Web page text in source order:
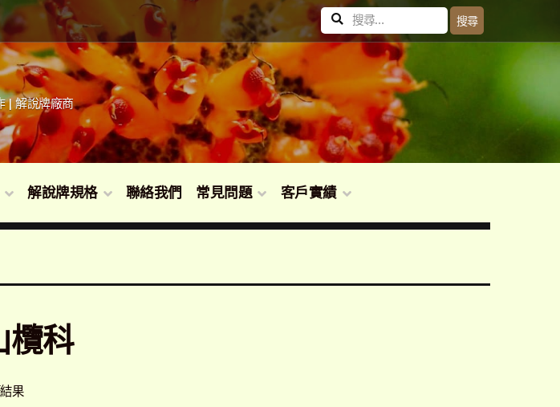
搜
尋
關
搜尋
| 解說牌廠商
解說牌規格 聯絡我們 常見問題 客戶實績
欖科
果依